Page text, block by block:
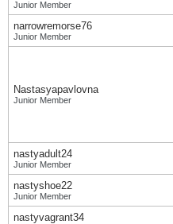
Junior Member
narrowremorse76
Junior Member
Nastasyapavlovna
Junior Member
nastyadult24
Junior Member
nastyshoe22
Junior Member
nastyvagrant34